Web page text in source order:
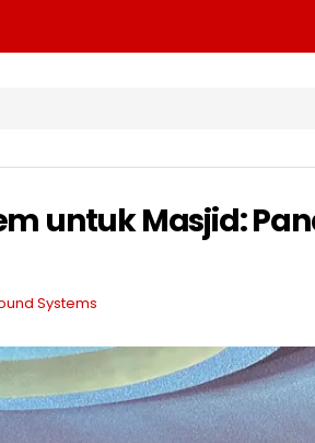
untuk Masjid:
Systems